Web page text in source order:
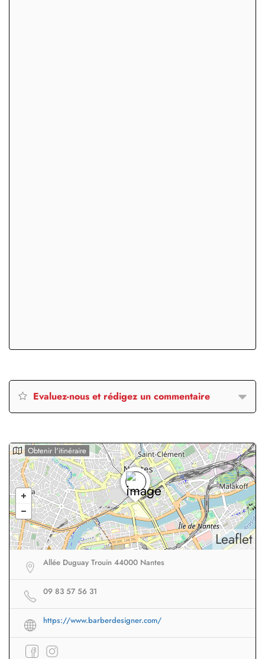
Evaluez-nous et rédigez un commentaire
Leaflet
Obtenir l'itinéraire
Allée Duguay Trouin 44000 Nantes
09 83 57 56 31
https://www.barberdesigner.com/